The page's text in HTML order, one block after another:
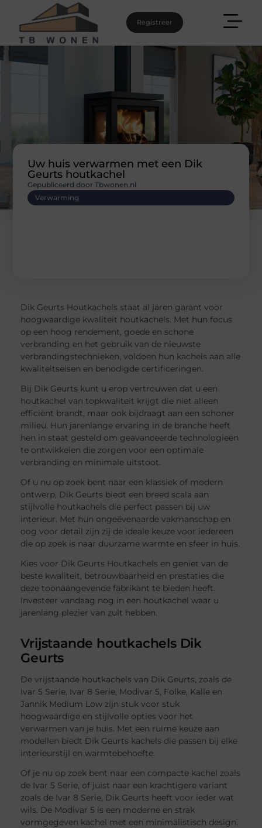
Registreer
Uw huis verwarmen met een Dik
Geurts houtkachel
Verwarming
Gepubliceerd door Tbwonen.nl
Dik Geurts Houtkachels staat al jaren garant voor
hoogwaardige kwaliteit houtkachels. Met hun focus
op een hoog rendement, goede en schone
verbranding en het gebruik van de nieuwste
verbrandingstechnieken, voldoen hun kachels aan alle
kwaliteitseisen en benodigde certificeringen.
Bij Dik Geurts kunt u erop vertrouwen dat u een
houtkachel van topkwaliteit krijgt die niet alleen
efficiënt brandt, maar ook bijdraagt aan een schoner
milieu. Hun jarenlange ervaring in de branche heeft
hen in staat gesteld om geavanceerde technologieën
te ontwikkelen die zorgen voor een optimale
verbranding en minimale uitstoot.
Of u nu op zoek bent naar een klassiek of modern
ontwerp, Dik Geurts biedt een breed scala aan
stijlvolle houtkachels die perfect passen bij uw
interieur. Met hun ongeëvenaarde vakmanschap en
oog voor detail zijn zij de ideale keuze voor iedereen
die op zoek is naar duurzame warmte en sfeer in huis.
Kies voor Dik Geurts Houtkachels en geniet van de
beste kwaliteit, betrouwbaarheid en prestaties die
deze toonaangevende fabrikant te bieden heeft.
Investeer vandaag nog in een houtkachel waar u
jarenlang plezier van zult hebben.
Vrijstaande houtkachels Dik
Geurts
De vrijstaande houtkachels van Dik Geurts, zoals de
Ivar 5 Serie, Ivar 8 Serie, Modivar 5, Folke, Kalle en
Jannik Medium Low zijn stuk voor stuk
hoogwaardige en stijlvolle opties voor het
verwarmen van je huis. Met een ruime keuze aan
modellen biedt Dik Geurts kachels die passen bij elke
interieurstijl en warmtebehoefte.
Of je nu op zoek bent naar een compacte kachel zoals
de Ivar 5 Serie, of juist naar een krachtigere variant
zoals de Ivar 8 Serie, Dik Geurts heeft voor ieder wat
wils. De Modivar 5 is een moderne en strak
vormgegeven kachel met een minimalistisch design.